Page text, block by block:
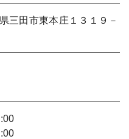
三田市東本庄１３１９－